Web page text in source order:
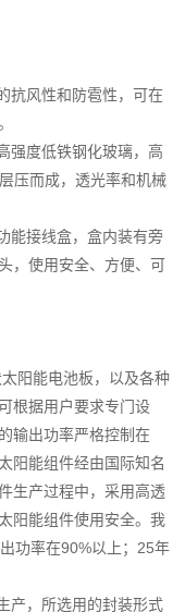
抗风性和防雹性，可在
强度低铁钢化玻璃，高
压而成，透光率和机械
能接线盒，盒内装有旁
，使用安全、方便、可
阳能电池板，以及各种
根据用户要求专门设
输出功率严格控制在
阳能组件经由国际知名
生产过程中，采用高透
阳能组件使用安全。我
功率在90%以上；25年
产，所选用的封装形式